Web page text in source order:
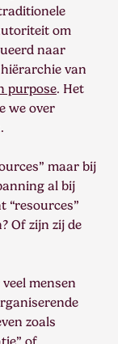
om
naar
van
purpose. Het
we over
maar bij
al bij
“resources”
Of zijn zij de
mensen
zoals